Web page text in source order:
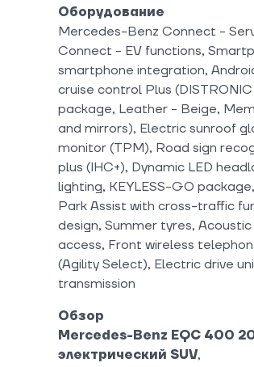
Оборудование
Mercedes-Benz Connect -
Connect - EV functions,
smartphone integration,
cruise control Plus
package, Leather - Beige,
and mirrors), Electric sunroof
monitor (TPM), Road sign
plus (IHC+), Dynamic LED
lighting, KEYLESS-GO
Park Assist with cross-traffic
design, Summer tyres,
access, Front wireless
(Agility Select), Electric drive
transmission
Обзор
Mercedes-Benz EQC 400
электрический SUV,